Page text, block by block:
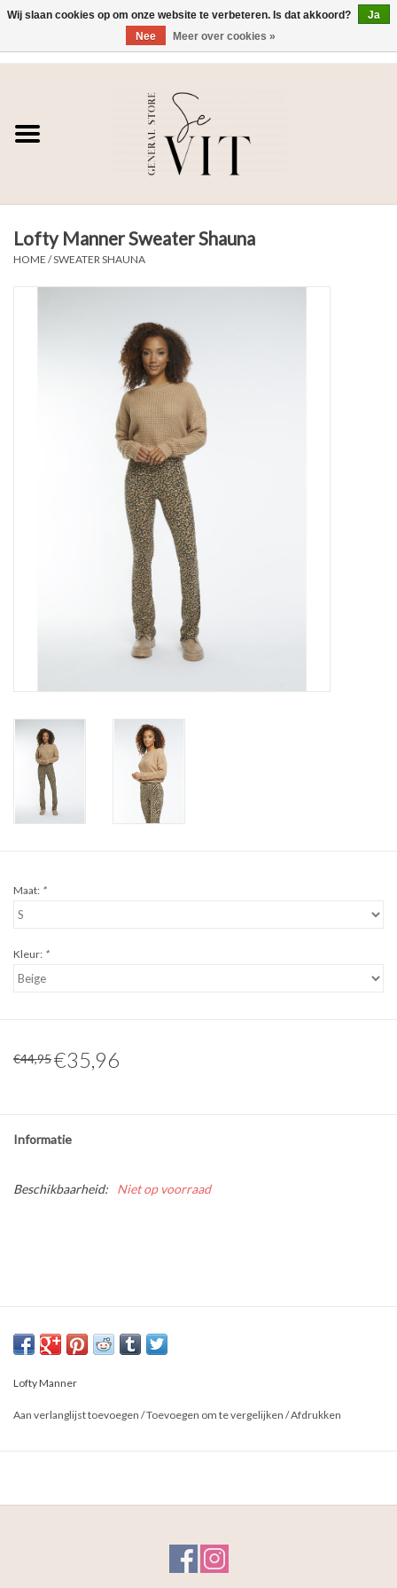
SE VIT
HEREN
WONEN
Lofty Manner Sweater Shauna
HOME /SWEATER SHAUNA
Maat: *
Kleur: *
€44,95€35,96
Informatie
Beschikbaarheid: Niet op voorraad
Lofty Manner
Aan verlanglijst toevoegen /Toevoegen om te vergelijken /Afdrukken
Wij slaan cookies op om onze website te verbeteren. Is dat akkoord?
Ja
Nee
Meer over cookies »